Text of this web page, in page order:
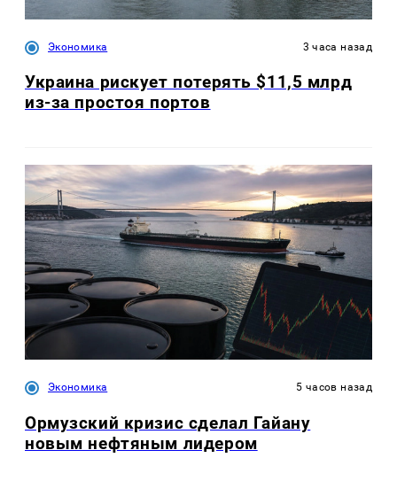
Экономика 3 часа назад
Украина рискует потерять $11,5 млрд
из-за простоя портов
Экономика 5 часов назад
Ормузский кризис сделал Гайану
новым нефтяным лидером